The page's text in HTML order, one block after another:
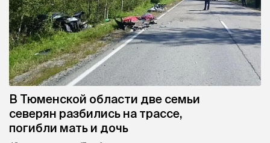
В Тюменской области две семьи
северян разбились на трассе,
погибли мать и дочь